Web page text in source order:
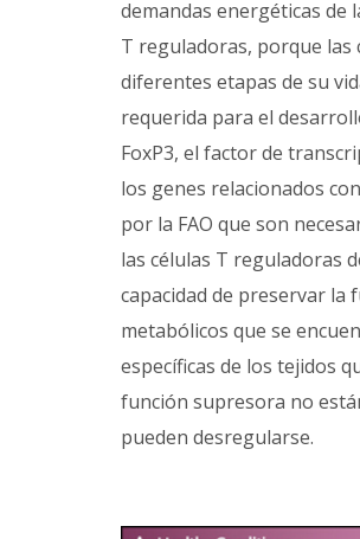
demandas energéticas de
T reguladoras, porque las
diferentes etapas de su
requerida para el
FoxP3, el factor de
los genes relacionados
por la FAO que son
las células T reguladoras
capacidad de preservar
metabólicos que se
específicas de los tejidos
función supresora no
pueden desregularse.